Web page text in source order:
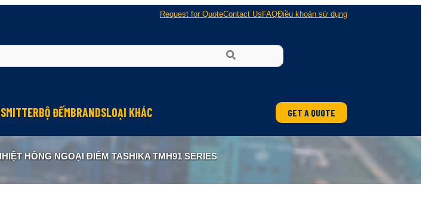
Request for QuoteContact Us FAQĐiều khoản sử dụng
BỘ ĐẾMBRANDS
Oriental Motor
KGN
LOẠI KHÁC
Đèn phòng nổ
GET A QUOTE
HỒNG NGOẠI ĐIỂM TASHIKA TMH91 SERIES